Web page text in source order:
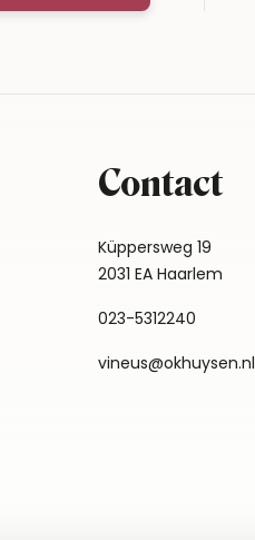
Contact
Küppersweg 19
2031 EA Haarlem
023-5312240
vineus@okhuysen.nl